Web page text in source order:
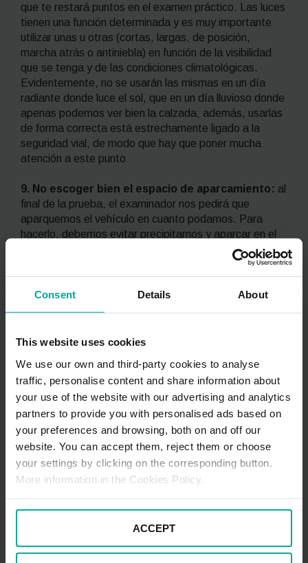
Consent Details About
This website uses cookies
We use our own and third-party cookies to analyse
traffic, personalise content and share information about
your use of the website with our advertising and analytics
partners to provide you with personalised ads based on
your preferences and browsing, both on and off our
website. You can accept them, reject them or choose
your settings by clicking on the corresponding button.
More information in the Cookies Policy.
ACCEPT
que te restará puntos en el examen práctico. Las luces
tienen una función determinada y es muy importante
utilizar unas u otras (cortas, largas, de posición,
marcha atrás o antiniebla) en función de la visibilidad
que se tenga y de las condiciones climatológicas.
Evidentemente, no se usarán las mismas en un día
radiante donde luce el sol, que en un día lluvioso donde
apenas podemos ver bien la calzada; además, usarlas
de forma correcta está estrechamente ligado a la
seguridad vial, de modo que hay que poner mucha
atención a este punto
9. No escoger bien el espacio de aparcamiento: al
final de la prueba, el examinador nos pedirá que
aparquemos el vehículo en cuanto podamos. Para
hacerlo, debemos evitar precipitarnos y aparcar en el
primer lugar disponible; es preferible esperar a
encontrar uno suficientemente ancho en el que
podamos aparcar sin riesgo de tocar o rayar los coches
de al lado o subirnos al bordillo. Recuerda que no se
premia la rapidez, sino la habilidad y la pericia en la
tal como establece el reglamento de la DGT, circular a
una velocidad anormalmente reducida, ya sea
demasiado lenta o rápida, constituye una infracción y,
en el caso del examen de conducir, una falta grave. Por
ello, adecúate siempre a la velocidad recomendada de
la vía por donde vayas y pon especial atención tanto a
las incorporaciones como a las salidas de la autopista.
examen práctico de conducir y en qué debes fijarte
especialmente el día de la prueba. Y si todavía no te
demasiado dinero, puedes consultar nuestro listado de